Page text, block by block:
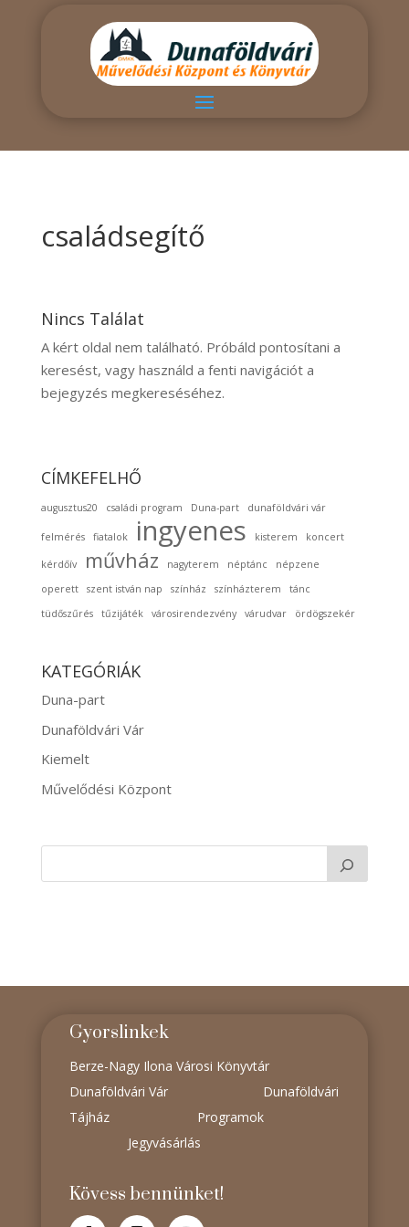
családsegítő
Nincs Találat
A kért oldal nem található. Próbáld pontosítani a
keresést, vagy használd a fenti navigációt a
bejegyzés megkereséséhez.
CÍMKEFELHŐ
augusztus20 családi program Duna-part dunaföldvári vár
felmérés fiatalok ingyenes kisterem koncert
kérdőív művház nagyterem néptánc
népzene
operett
szent istván nap színház színházterem
tánc
tüdőszűrés
tűzijáték városirendezvény várudvar ördögszekér
KATEGÓRIÁK
Duna-part
Dunaföldvári Vár
Kiemelt
Művelődési Központ
Gyorslinkek
Berze-Nagy Ilona Városi Könyvtár
Dunaföldvári Vár
Dunaföldvári
Tájház
Programok
Jegyvásárlás
Kövess bennünket!